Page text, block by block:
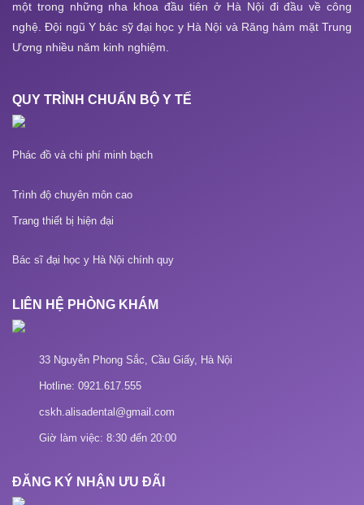
một trong những nha khoa đầu tiên ở Hà Nội đi đầu về công
nghệ. Đội ngũ Y bác sỹ đại học y Hà Nội và Răng hàm mặt Trung
Ương nhiều năm kinh nghiệm.
QUY TRÌNH CHUẨN BỘ Y TẾ
Phác đồ và chi phí minh bạch
Trình độ chuyên môn cao
Trang thiết bị hiện đại
Bác sĩ đại học y Hà Nội chính quy
LIÊN HỆ PHÒNG KHÁM
33 Nguyễn Phong Sắc, Cầu Giấy, Hà Nội
Hotline: 0921.617.555
cskh.alisadental@gmail.com
Giờ làm việc: 8:30 đến 20:00
ĐĂNG KÝ NHẬN ƯU ĐÃI